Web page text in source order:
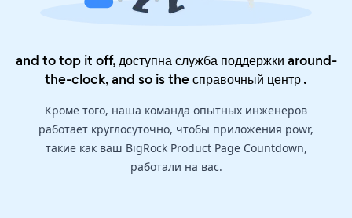
and to top it off, доступна служба поддержки around-
the-clock, and so is theсправочный центр.
Кроме того, наша команда опытных инженеров
работает круглосуточно, чтобы приложения powr,
такие как ваш BigRock Product Page Countdown,
работали на вас.